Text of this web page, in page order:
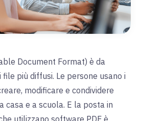
Document Format) è da
file più diffusi. Le persone usano i
modificare e condividere
casa e a scuola. E la posta in
utilizzano software PDF è